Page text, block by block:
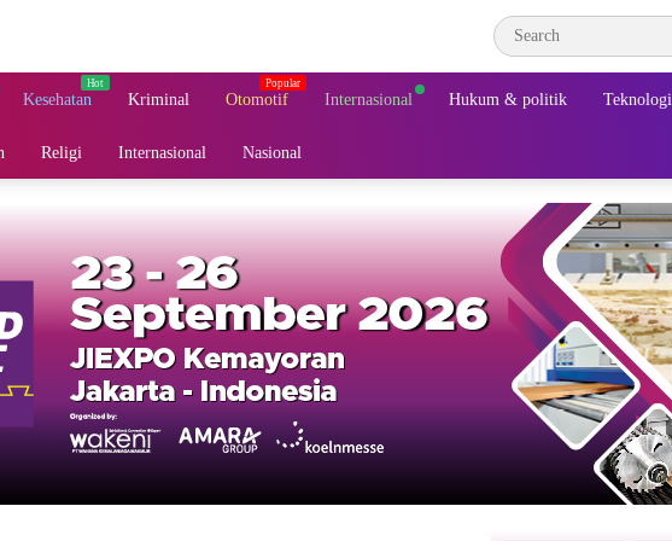
Kesehatan Kriminal Otomotif Internasional Hukum & politik Teknologi
Religi Internasional Nasional